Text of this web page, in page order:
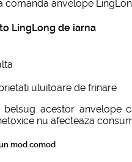
comanda anvelope
LingLong de iarna
uluitoare de frinare
acestor anvelope
nu afecteaza
mod comod